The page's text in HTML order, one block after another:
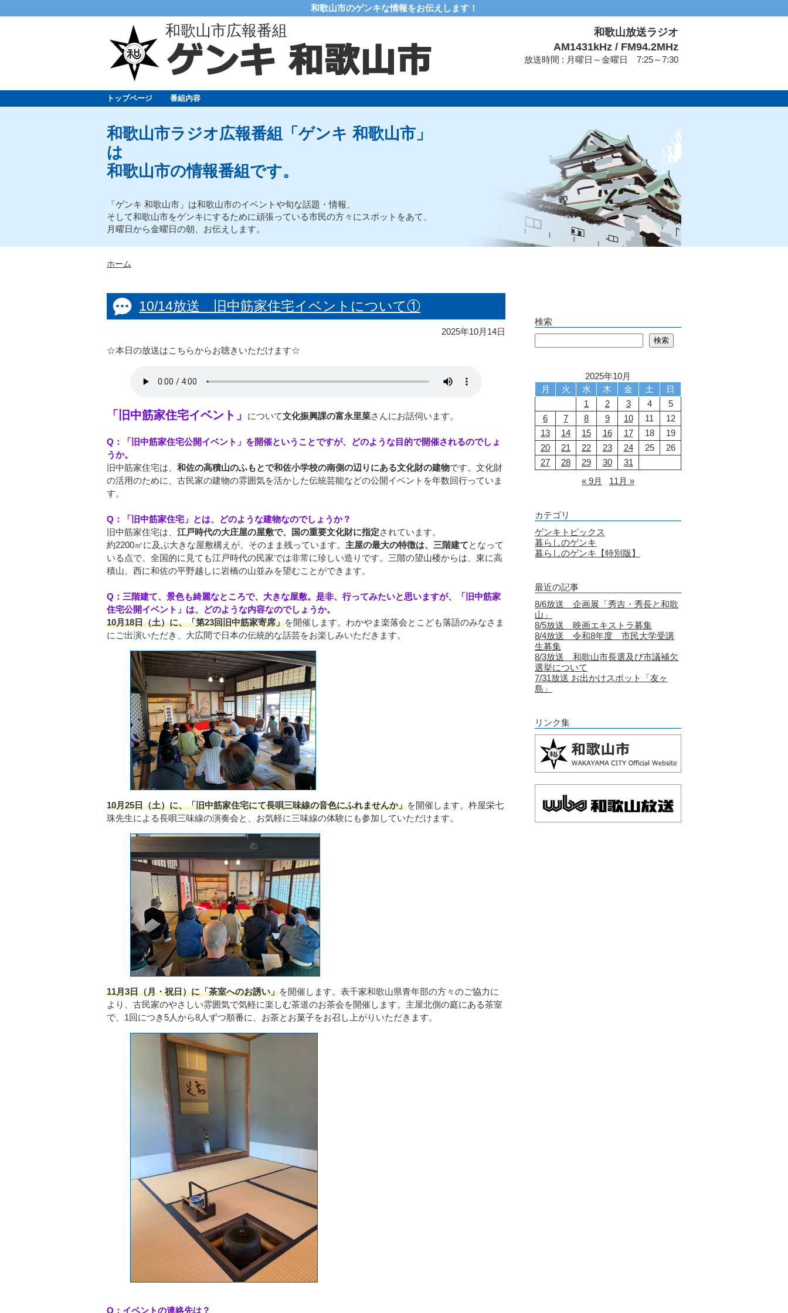
和歌山市のゲンキな情報をお伝えします！
和歌山市広報番組
和歌山放送ラジオ
AM1431kHz / FM94.2MHz
放送時間 : 月曜日～金曜日 7:25～7:30
トップページ 番組内容
和歌山市ラジオ広報番組「ゲンキ 和歌山市」
は
和歌山市の情報番組です。
「ゲンキ 和歌山市」は和歌山市のイベントや旬な話題・情報、
そして和歌山市をゲンキにするために頑張っている市民の方々にスポットをあて、
月曜日から金曜日の朝、お伝えします。
ホーム
10/14放送 旧中筋家住宅イベントについて①
2025年10月14日
☆本日の放送はこちらからお聴きいただけます☆
「旧中筋家住宅イベント」 について文化振興課の富永里菜さんにお話伺います。
Q：「旧中筋家住宅公開イベント」を開催ということですが、どのような目的で開催されるのでしょ
うか。
旧中筋家住宅は、 和佐の高積山のふもとで和佐小学校の南側の辺りにある文化財の建物です。文化財
の活用のために、古民家の建物の雰囲気を活かした伝統芸能などの公開イベントを年数回行っていま
す。
Q：「旧中筋家住宅」とは、どのような建物なのでしょうか？
旧中筋家住宅は、 江戸時代の大庄屋の屋敷で、国の重要文化財に指定されています。
約2200㎡に及ぶ大きな屋敷構えが、そのまま残っています。 主屋の最大の特徴は、三階建てとなって
いる点で、全国的に見ても江戸時代の民家では非常に珍しい造りです。三階の望山楼からは、東に高
積山、西に和佐の平野越しに岩橋の山並みを望むことができます。
Q：三階建て、景色も綺麗なところで、大きな屋敷。是非、行ってみたいと思いますが、「旧中筋家
住宅公開イベント」は、どのような内容なのでしょうか。
10月18日（土）に、「第23回旧中筋家寄席」を開催します。わかやま楽落会とこども落語のみなさま
にご出演いただき、大広間で日本の伝統的な話芸をお楽しみいただきます。
10月25日（土）に、「旧中筋家住宅にて長唄三味線の音色にふれませんか」を開催します。杵屋栄七
珠先生による長唄三味線の演奏会と、お気軽に三味線の体験にも参加していただけます。
11月3日（月・祝日）に「茶室へのお誘い」を開催します。表千家和歌山県青年部の方々のご協力に
より、古民家のやさしい雰囲気で気軽に楽しむ茶道のお茶会を開催します。主屋北側の庭にある茶室
で、1回につき5人から8人ずつ順番に、お茶とお菓子をお召し上がりいただきます。
Q：イベントの連絡先は？
検索
検索
2025年10月
月
火 水 木 金 土
日
1
2 3 4
5
6
7 8 9 10 11
12
13
14 15 16 17 18
19
20
21 22 23 24 25
26
27
28 29 30
31
« 9月
11月 »
カテゴリ
ゲンキトピックス
暮らしのゲンキ
暮らしのゲンキ【特別版】
最近の記事
8/6放送 企画展「秀吉・秀長と和歌
山」
8/5放送 映画エキストラ募集
8/4放送 令和8年度 市民大学受講
生募集
8/3放送 和歌山市長選及び市議補欠
選挙について
7/31放送 お出かけスポット「友ヶ
島」
リンク集